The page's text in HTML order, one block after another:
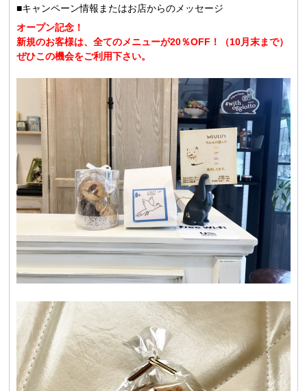
■キャンペーン情報またはお店からのメッセージ
オープン記念！
新規のお客様は、全てのメニューが20％OFF！（10月末まで）
ぜひこの機会をご利用下さい。